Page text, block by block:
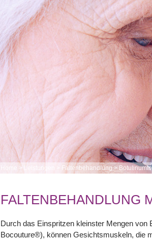
> Leistungen Faltenbehandlung>
FALTENBEHANDLUNG
Durch das Einspritzen kleinster Mengen
Bocouture®), können Gesichtsmuskeln, die